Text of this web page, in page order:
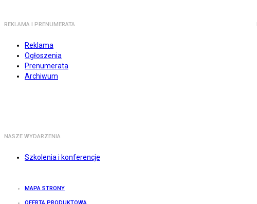
REKLAMA I PRENUMERATA
Reklama
Ogłoszenia
Prenumerata
Archiwum
NASZE WYDARZENIA
Szkolenia i konferencje
MAPA STRONY